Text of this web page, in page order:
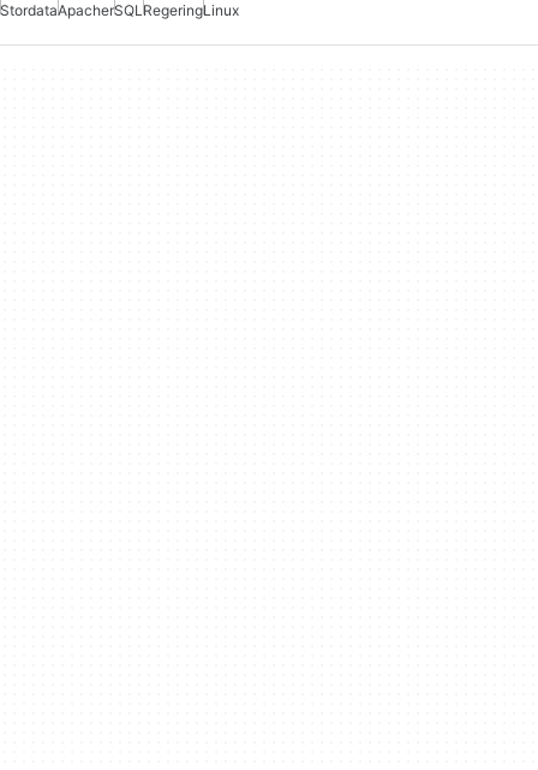
StordataApacherSQLRegeringLinux